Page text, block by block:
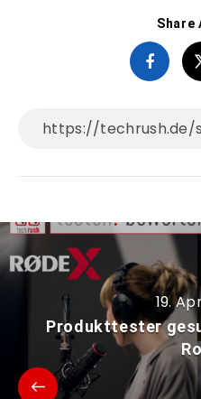
Share
19.
Produkttester